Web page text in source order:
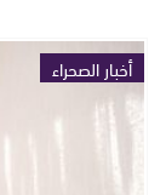
أخبار الصحراء